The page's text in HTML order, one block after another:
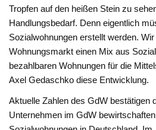
Tropfen auf den heißen Stein zu
Handlungsbedarf. Denn eigentlich
Sozialwohnungen erstellt werden.
Wohnungsmarkt einen Mix aus
bezahlbaren Wohnungen für die
Axel Gedaschko diese Entwicklung.
Aktuelle Zahlen des GdW bestätigen
Unternehmen im GdW